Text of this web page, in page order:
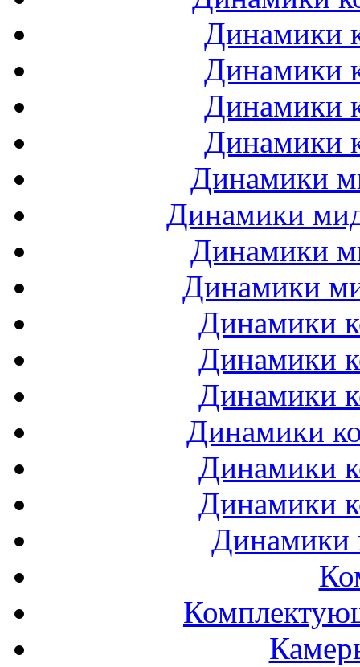
Динамики
Динамики
Динамики
Динамики
Динамики
Динамики
Динамики
Динамики
Динамики
Динамики
Динамики
Динамики
Динамики
Динамики
Динамики